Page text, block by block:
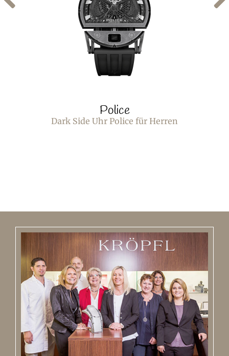
Police
Dark Side Uhr Police für Herren